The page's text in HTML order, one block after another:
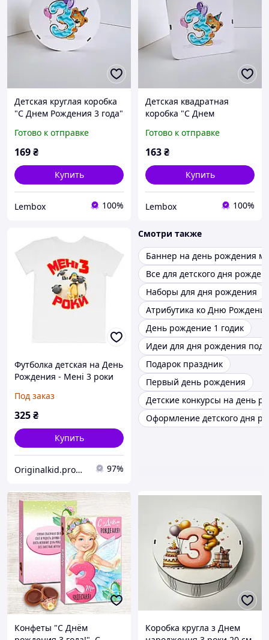
Детская круглая коробка
"С Днем Рождения 3 года"
Готово к отправке
169₴
Купить
Lembox 100%
Детская квадратная
коробка "С Днем
Готово к отправке
163₴
Купить
Lembox 100%
Футболка детская на День
Рождения - Менi 3 роки
Под заказ
325₴
Купить
Originalkid.prom.ua 97%
Смотри также
Баннер на день рождения
Все для детского дня
Наборы для дня рождения
Атрибутика ко Дню
День рождение 1 годик
Идеи для дня рождения
Подарок праздник
Первый день рождения
Детские конкурсы на день
Оформление детского дня
Конфеты "С Днём
Коробка кругла з Днем